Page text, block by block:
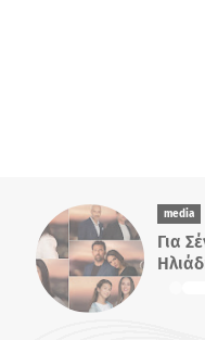
media
Για
Ηλιάδη